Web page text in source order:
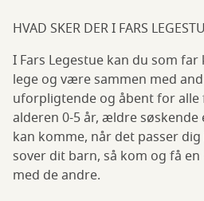
HVAD SKER DER I FARS
I Fars Legestue kan du som
lege og være sammen med
uforpligtende og åbent for
alderen 0-5 år, ældre søskende
kan komme, når det passer
sover dit barn, så kom og få
med de andre.